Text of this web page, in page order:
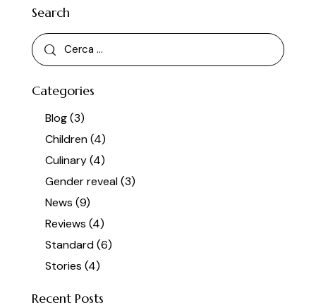
Search
Categories
Blog(3)
Children(4)
Culinary(4)
Gender reveal(3)
News (9)
Reviews (4)
Standard(6)
Stories (4)
Recent Posts